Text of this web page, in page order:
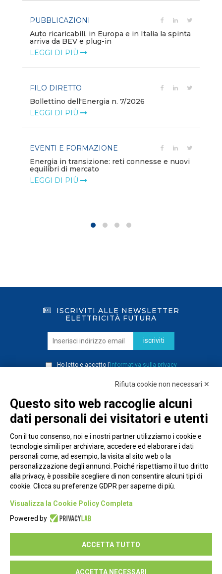
PUBBLICAZIONI
Auto ricaricabili, in Europa e in Italia la spinta
arriva da BEV e plug-in
LEGGI DI PIÙ
FILO DIRETTO
Bollettino dell'Energia n. 7/2026
LEGGI DI PIÙ
EVENTI E FORMAZIONE
Energia in transizione: reti connesse e nuovi
equilibri di mercato
LEGGI DI PIÙ
ISCRIVITI ALLE NEWSLETTER
ELETTRICITÀ FUTURA
iscriviti
Ho letto e accetto l’informativa sulla privacy
Piazza Alessandria, 24 - 00198 Roma
Privacy Policy
Seguici su:
Rifiuta cookie non necessari ✕
Questo sito web raccoglie alcuni
dati personali dei visitatori e utenti
Con il tuo consenso, noi e i nostri partner utilizziamo i cookie e
tecnologie simili per archiviare, accedere ed elaborare i dati
personali come, ad esempio, la visita al sito web o la
personalizzazione degli annunci. Poiché rispettiamo il tuo diritto
alla privacy, è possibile scegliere di non consentire alcuni tipi di
cookie. Clicca su preferenze GDPR per saperne di più.
Visualizza la Cookie Policy Completa
Powered by
ACCETTA TUTTO
ACCETTA NECESSARI